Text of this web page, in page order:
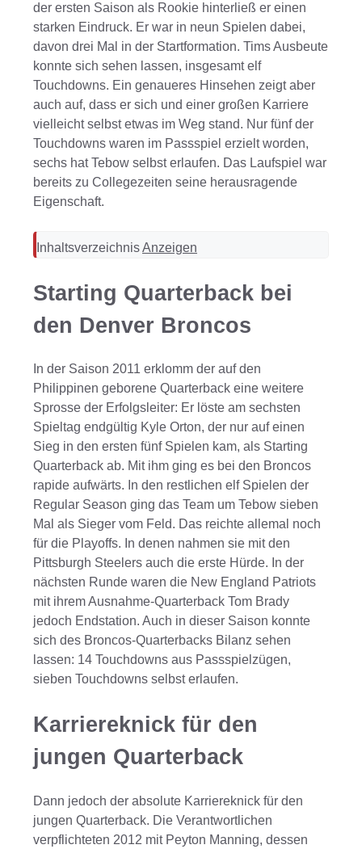
der ersten Saison als Rookie hinterließ er einen
starken Eindruck. Er war in neun Spielen dabei,
davon drei Mal in der Startformation. Tims Ausbeute
konnte sich sehen lassen, insgesamt elf
Touchdowns. Ein genaueres Hinsehen zeigt aber
auch auf, dass er sich und einer großen Karriere
vielleicht selbst etwas im Weg stand. Nur fünf der
Touchdowns waren im Passspiel erzielt worden,
sechs hat Tebow selbst erlaufen. Das Laufspiel war
bereits zu Collegezeiten seine herausragende
Eigenschaft.
InhaltsverzeichnisAnzeigen
Starting Quarterback bei
den Denver Broncos
In der Saison 2011 erklomm der auf den
Philippinen geborene Quarterback eine weitere
Sprosse der Erfolgsleiter: Er löste am sechsten
Spieltag endgültig Kyle Orton, der nur auf einen
Sieg in den ersten fünf Spielen kam, als Starting
Quarterback ab. Mit ihm ging es bei den Broncos
rapide aufwärts. In den restlichen elf Spielen der
Regular Season ging das Team um Tebow sieben
Mal als Sieger vom Feld. Das reichte allemal noch
für die Playoffs. In denen nahmen sie mit den
Pittsburgh Steelers auch die erste Hürde. In der
nächsten Runde waren die New England Patriots
mit ihrem Ausnahme-Quarterback Tom Brady
jedoch Endstation. Auch in dieser Saison konnte
sich des Broncos-Quarterbacks Bilanz sehen
lassen: 14 Touchdowns aus Passspielzügen,
sieben Touchdowns selbst erlaufen.
Karriereknick für den
jungen Quarterback
Dann jedoch der absolute Karriereknick für den
jungen Quarterback. Die Verantwortlichen
verpflichteten 2012 mit Peyton Manning, dessen